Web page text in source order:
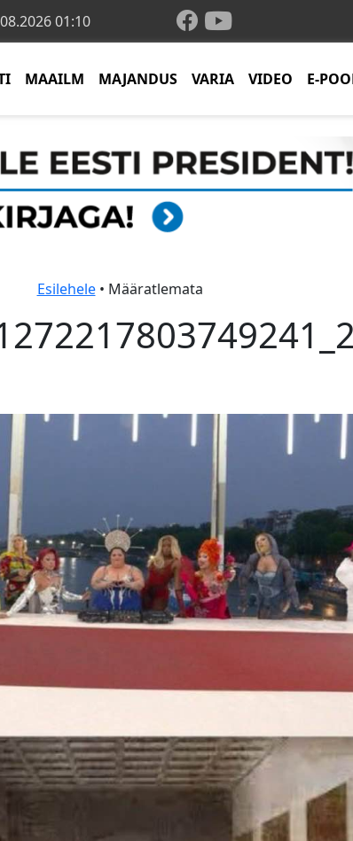
01:10
MAAILM MAJANDUS VARIA VIDEO E-
Esilehele• Määratlemata